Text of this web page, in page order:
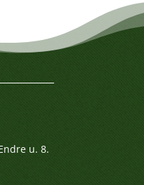
u. 8.